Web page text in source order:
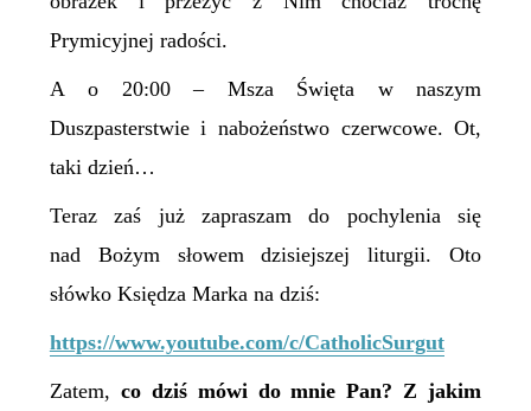
Prymicyjnej radości.
A o 20:00 – Msza Święta w naszym
Duszpasterstwie i nabożeństwo czerwcowe. Ot,
taki dzień…
Teraz zaś już zapraszam do pochylenia się
nad Bożym słowem dzisiejszej liturgii. Oto
słówko Księdza Marka na dziś:
https://www.youtube.com/c/CatholicSurgut
Zatem, co dziś mówi do mnie Pan? Z jakim